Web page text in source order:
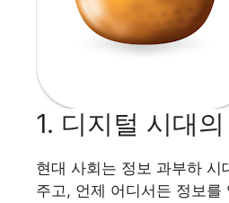
1. 디지털 시대
현대 사회는 정보 과부하
주고, 언제 어디서든 정보